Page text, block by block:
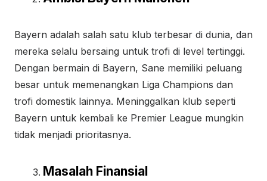
Bayern adalah salah satu klub terbesar di dunia, dan
mereka selalu bersaing untuk trofi di level tertinggi.
Dengan bermain di Bayern, Sane memiliki peluang
besar untuk memenangkan Liga Champions dan
trofi domestik lainnya. Meninggalkan klub seperti
Bayern untuk kembali ke Premier League mungkin
tidak menjadi prioritasnya.
Masalah Finansial